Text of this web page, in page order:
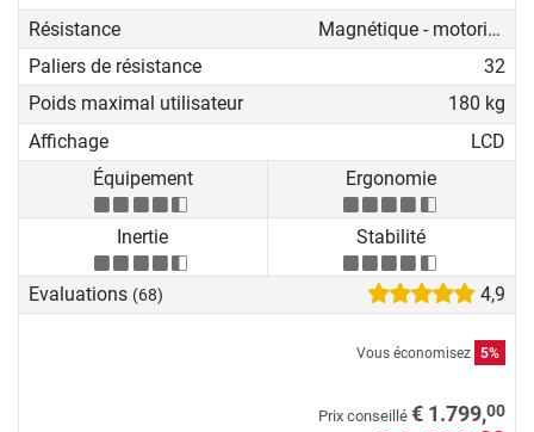
Résistance
Magnétique - motorisé
Paliers de résistance
32
Poids maximal utilisateur
180 kg
Affichage
LCD
Équipement
Ergonomie
Inertie Stabilité
Evaluations (68) 4,9
Vous économisez 5%
Prix conseillé € 1.799,00